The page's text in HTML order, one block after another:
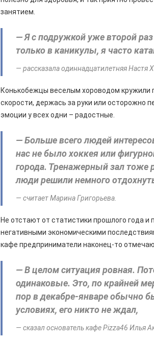
занятием.
— Я с подружкой уже второй
только в каникулы, я часто
— рассказала одиннадцатилетняя Настя
Конькобежцы веселым хороводом кружили
скорости, держась за руки или осторожно
эмоции у всех одни – радостные.
— Больше всего людей
нас не было хоккея или
города. Тренажерный зал тоже
люди решили немного
— считает Марина Григорьева.
Не отстают от статистики прошлого года
негативными экономическими
кафе предприниматели наконец-то
— В целом ситуация ровная.
одинаковые. Это, по крайней
пор в декабре-январе обычно
условиях, его никто не ждал,
— сказал основатель кафе Pizza46 Илья